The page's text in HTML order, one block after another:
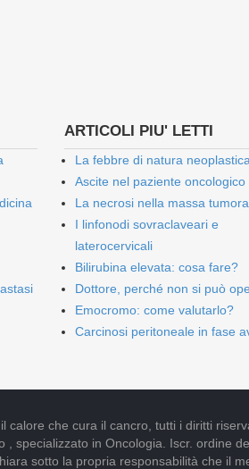
ARTICOLI PIU' LETTI
La febbre di natura neoplastica
Ascite nel paziente oncologico
La necrosi nella massa
I linfonodi sovraclaveari e
laterocervicali
Bilirubina elevata: cosa fare?
Dottore, perché non si può
Emocromo: come valutarlo?
Carcinosi peritoneale in fase
calore che cura il cancro, tutti i diritti
, specializzato in Oncologia. Iscr. ordine
sotto la propria responsabilità che il